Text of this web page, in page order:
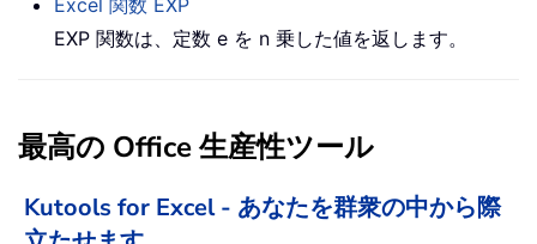
Excel 関数 EXP
EXP 関数は、定数 e を n 乗した値を返します。
最高の Office 生産性ツール
Kutools for Excel - あなたを群衆の中から際